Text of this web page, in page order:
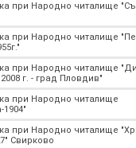
при Народно читалище
при Народно читалище
при Народно читалище
г. - град Пловдив"
при Народно читалище
1904"
при Народно читалище
Свирково